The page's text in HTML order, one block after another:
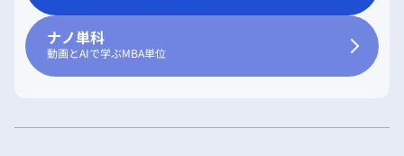
ナノ単科
動画とAIで学ぶMBA単位